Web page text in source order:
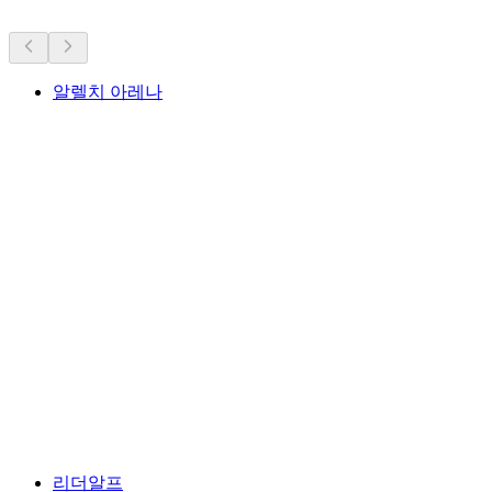
알렐치 아레나
리더알프